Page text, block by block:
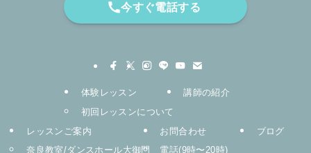
今すぐ電話する
体験レッスン
初回レッスンについて
講師の紹介
レッスンご案内
奈良教室/ダンスホール大御門
お問合わせ
電話(9時〜20時)
ブログ